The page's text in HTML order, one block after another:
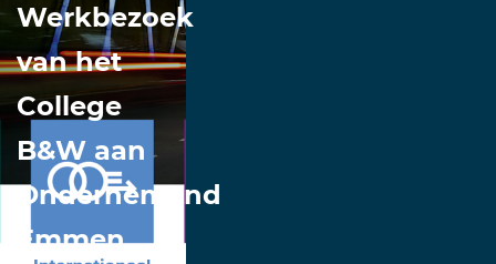
Werkbezoek
van het
College
B&W aan
Ondernemend
Emmen